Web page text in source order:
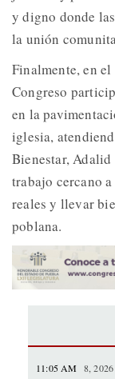
y digno donde
la unión
Finalmente, en
Congreso
en la
iglesia,
Bienestar,
trabajo cercano
reales y llevar
poblana.
11:05 AM 8, 2026